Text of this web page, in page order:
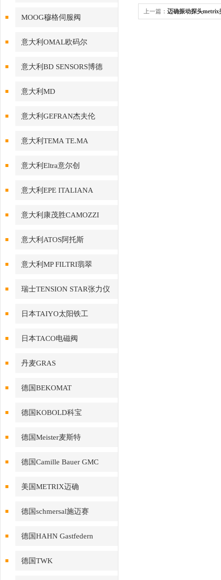
MOOG穆格伺服阀
意大利OMAL欧码尔
意大利BD SENSORS博德
意大利MD
意大利GEFRAN杰夫伦
意大利TEMA TE.MA
意大利Eltra意尔创
意大利EPE ITALIANA
意大利康茂胜CAMOZZI
意大利ATOS阿托斯
意大利MP FILTRI翡翠
瑞士TENSION STAR张力仪
日本TAIYO太阳铁工
日本TACO电磁阀
丹麦GRAS
德国BEKOMAT
德国KOBOLD科宝
德国Meister麦斯特
德国Camille Bauer GMC
美国METRIX迈确
德国schmersal施迈赛
德国HAHN Gastfedern
德国TWK
上一篇： 迈确振动探头metrix